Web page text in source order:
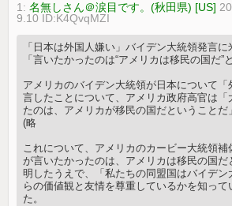
1:名無しさん＠涙目です。(秋田県) [US]
9.10 ID:K4QvqMZI
「日本は外国人嫌い」バイデン大統領発言
「言いたかったのは“アメリカは移民の国だ”
アメリカのバイデン大統領が日本について「
言したことについて、アメリカ政府高官は「
たのは、アメリカが移民の国だということだ
(略
これについて、アメリカのカービー大統領
が言いたかったのは、アメリカは移民の国だ
明したうえで、「私たちの同盟国はバイデン
らの価値観と友情を尊重しているかを知って
た。